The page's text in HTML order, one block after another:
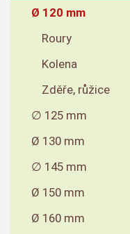
Ø 120 mm
Roury
Kolena
Zděře, růžice
∅ 125 mm
Ø 130 mm
∅ 145 mm
Ø 150 mm
Ø 160 mm